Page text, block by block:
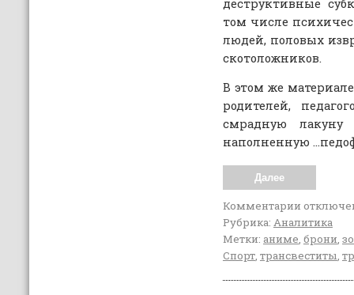
деструктивные
том числе
людей, половых
скотоложников.
В этом же
родителей,
смрадную лакуну
наполненную
Далее
Комментарии
Рубрика: Аналитика
Метки: аниме, брони,
Спорт, трансвеститы,